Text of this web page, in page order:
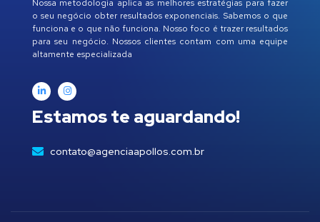
Nossa metodologia aplica as melhores estratégias para fazer
o seu negócio obter resultados exponenciais. Sabemos o que
funciona e o que não funciona. Nosso foco é trazer resultados
para seu negócio. Nossos clientes contam com uma equipe
altamente especializada
Estamos te aguardando!
contato@agenciaapollos.com.br